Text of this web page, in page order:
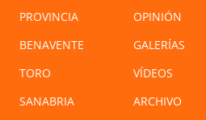
PROVINCIA
BENAVENTE
TORO
SANABRIA
OPINIÓN
GALERÍAS
VÍDEOS
ARCHIVO